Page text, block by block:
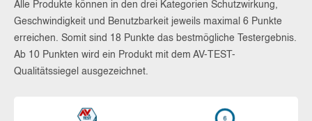
Alle Produkte können in den drei Kategorien Schutzwirkung,
Geschwindigkeit und Benutzbarkeit jeweils maximal 6 Punkte
erreichen. Somit sind 18 Punkte das bestmögliche Testergebnis.
Ab 10 Punkten wird ein Produkt mit dem AV-TEST-
Qualitätssiegel ausgezeichnet.